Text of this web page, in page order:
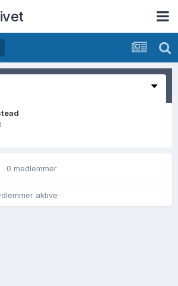
0 medlemmer
aktive